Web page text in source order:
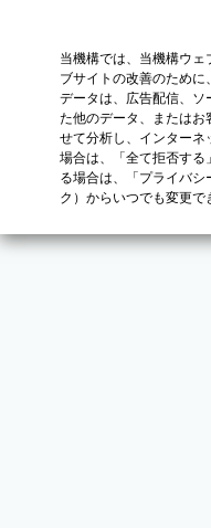
当機構では、当機構ウ
ブサイトの改善のため
データは、広告配信、ソ
た他のデータ、または
せて分析し、インターネ
場合は、「全て拒否す
る場合は、「プライバ
ク）からいつでも変更で